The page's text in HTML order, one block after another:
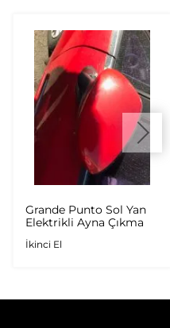
Grande Punto Sol Yan
Elektrikli Ayna Çıkma
İkinci El